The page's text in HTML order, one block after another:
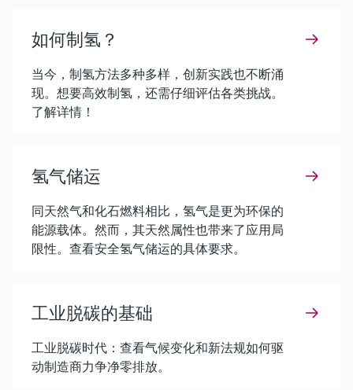
如何制氢？
当今，制氢方法多种多样，创新实践也不断涌
现。想要高效制氢，还需仔细评估各类挑战。
了解详情！
氢气储运
同天然气和化石燃料相比，氢气是更为环保的
能源载体。然而，其天然属性也带来了应用局
限性。查看安全氢气储运的具体要求。
工业脱碳的基础
工业脱碳时代：查看气候变化和新法规如何驱
动制造商力争净零排放。